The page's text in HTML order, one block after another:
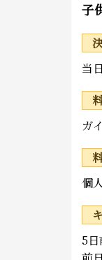
子
当
ガ
個
5日